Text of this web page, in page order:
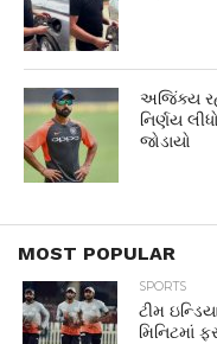
અજિંક્ય
નિર્ણય
જોડાયો
MOST POPULAR
SPORTS
ટીમ
મિનિટમાં